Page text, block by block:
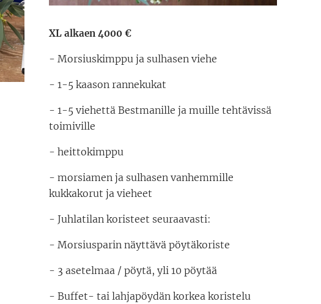
XL alkaen 4000 €
- Morsiuskimppu ja sulhasen viehe
- 1-5 kaason rannekukat
- 1-5 viehettä Bestmanille ja muille tehtävissä
toimiville
- heittokimppu
- morsiamen ja sulhasen vanhemmille
kukkakorut ja vieheet
- Juhlatilan koristeet seuraavasti:
- Morsiusparin näyttävä pöytäkoriste
- 3 asetelmaa / pöytä, yli 10 pöytää
- Buffet- tai lahjapöydän korkea koristelu